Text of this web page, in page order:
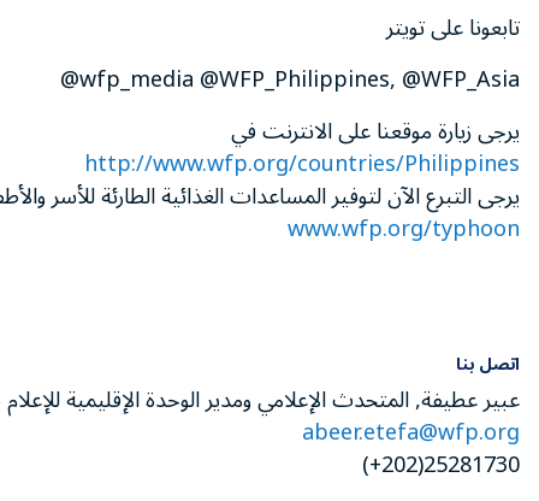
تابعونا على تويتر
wfp_media @WFP_Philippines, @WFP_Asia@
يرجى زيارة موقعنا على الانترنت في
http://www.wfp.org/countries/Philippines
يرجى التبرع الآن لتوفير المساعدات الغذائية الطارئة للأسر
www.wfp.org/typhoon
اتصل بنا
عبير عطيفة, المتحدث الإعلامي ومدير الوحدة الإقليمية للإعلام
abeer.etefa@wfp.org
25281730(202+)